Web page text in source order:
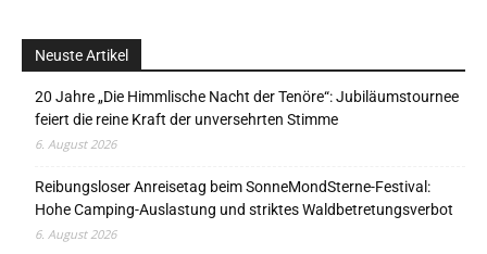
Neuste Artikel
20 Jahre „Die Himmlische Nacht der Tenöre“: Jubiläumstournee
feiert die reine Kraft der unversehrten Stimme
6. August 2026
Reibungsloser Anreisetag beim SonneMondSterne-Festival:
Hohe Camping-Auslastung und striktes Waldbetretungsverbot
6. August 2026